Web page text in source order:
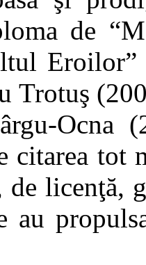
de
Trotuş
Ocna
citarea tot
de licenţă,
au